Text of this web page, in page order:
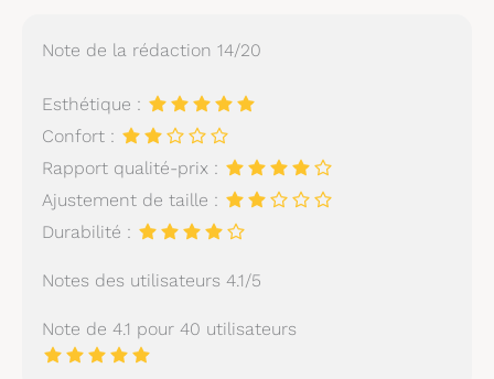
Note de la rédaction 14/20
Esthétique :
Confort :
Rapport qualité-prix :
Ajustement de taille :
Durabilité :
Notes des utilisateurs 4.1/5
Note de 4.1 pour 40 utilisateurs